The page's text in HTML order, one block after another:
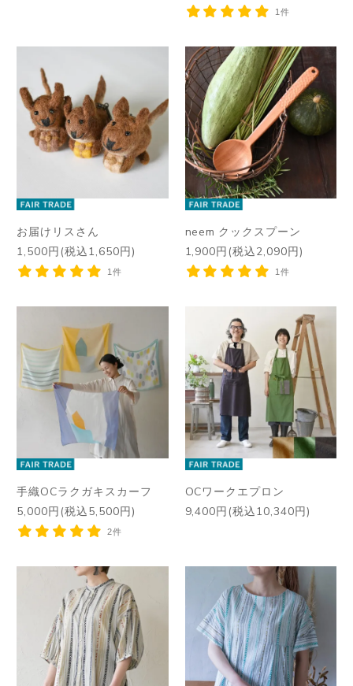
1件
お届けリスさん
1,500円(税込1,650円)
1件
neem クックスプーン
1,900円(税込2,090円)
1件
手織OCラクガキスカーフ
5,000円(税込5,500円)
2件
OCワークエプロン
9,400円(税込10,340円)